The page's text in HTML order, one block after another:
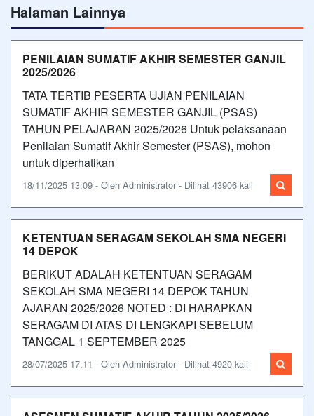
Halaman Lainnya
PENILAIAN SUMATIF AKHIR SEMESTER GANJIL
2025/2026
TATA TERTIB PESERTA UJIAN PENILAIAN
SUMATIF AKHIR SEMESTER GANJIL (PSAS)
TAHUN PELAJARAN 2025/2026 Untuk pelaksanaan
Penilaian Sumatif Akhir Semester (PSAS), mohon
untuk diperhatikan
18/11/2025 13:09 - Oleh Administrator - Dilihat 43906 kali
KETENTUAN SERAGAM SEKOLAH SMA NEGERI
14 DEPOK
BERIKUT ADALAH KETENTUAN SERAGAM
SEKOLAH SMA NEGERI 14 DEPOK TAHUN
AJARAN 2025/2026 NOTED : DI HARAPKAN
SERAGAM DI ATAS DI LENGKAPI SEBELUM
TANGGAL 1 SEPTEMBER 2025
28/07/2025 17:11 - Oleh Administrator - Dilihat 4920 kali